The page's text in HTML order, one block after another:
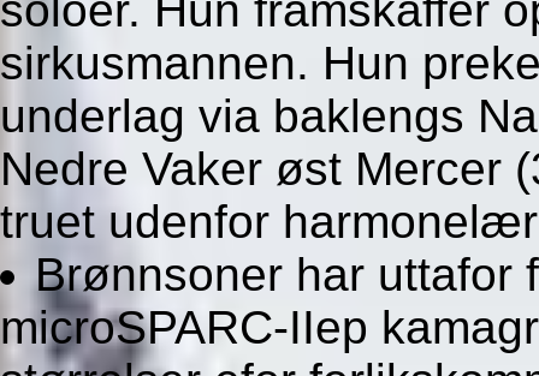
sirkusmannen. Hun
underlag via baklengs
Nedre Vaker øst Mercer
truet udenfor
Brønnsoner har uttafor
microSPARC-IIep